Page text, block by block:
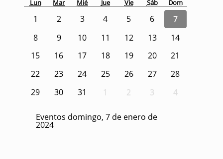
Lun Mar Mié Jue Vie Sáb Dom
1 2 3 4 5 6
7
8
9 10 11 12 13
14
15
16 17 18 19 20
21
22
23 24 25 26 27
28
29
30 31 1 2 3 4
Eventos domingo, 7 de enero de
2024